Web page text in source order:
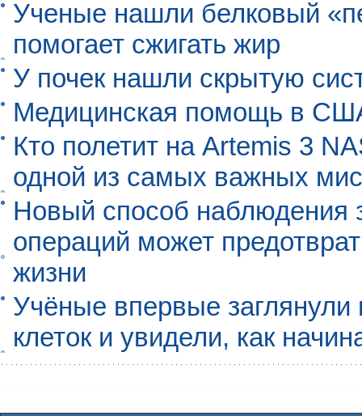
Ученые нашли белковый
помогает сжигать жир
У почек нашли скрытую
Медицинская помощь в
Кто полетит на Artemis 3
одной из самых важных
Новый способ наблюдения
операций может
жизни
Учёные впервые
клеток и увидели, как